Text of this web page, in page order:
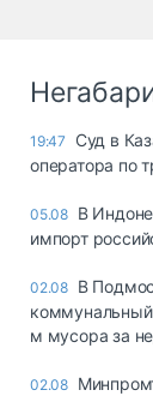
19:47
Суд в
оператора по
05.08 В
импорт
02.08 В
коммунальный
м мусора за
02.08